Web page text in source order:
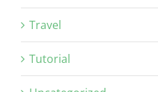
Travel
Tutorial